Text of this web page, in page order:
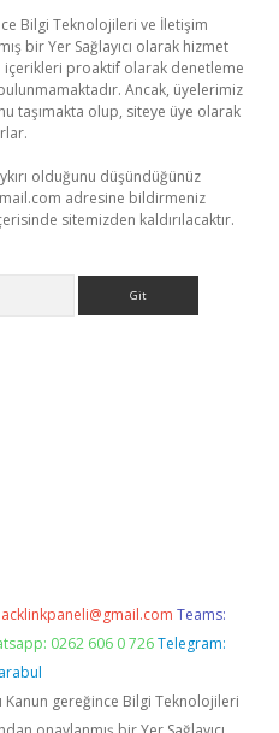
Bilgi Teknolojileri ve İletişim
bir Yer Sağlayıcı olarak hizmet
proaktif olarak denetleme
Ancak, üyelerimiz
taşımakta olup, siteye üye olarak
olduğunu düşündüğünüz
adresine bildirmeniz
sitemizden kaldırılacaktır.
Teams:
0262 606 0 726 Telegram:
Kanun gereğince Bilgi Teknolojileri